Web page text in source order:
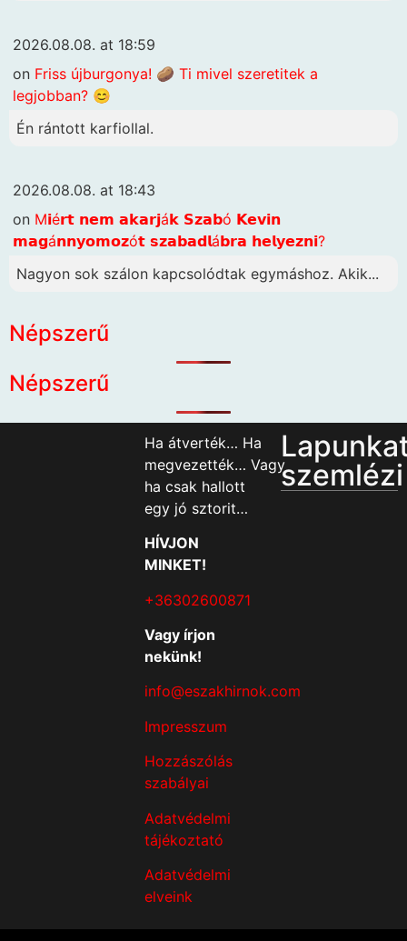
2026.08.08. at 18:59
on Friss újburgonya! 🥔 Ti mivel szeretitek a
legjobban? 😊
Én rántott karfiollal.
2026.08.08. at 18:43
on M𝗶é𝗿𝘁 𝗻𝗲𝗺 𝗮𝗸𝗮𝗿𝗷á𝗸 𝗦𝘇𝗮𝗯ó 𝗞𝗲𝘃𝗶𝗻
𝗺𝗮𝗴á𝗻𝗻𝘆𝗼𝗺𝗼𝘇ó𝘁 𝘀𝘇𝗮𝗯𝗮𝗱𝗹á𝗯𝗿𝗮 𝗵𝗲𝗹𝘆𝗲𝘇𝗻𝗶?
Nagyon sok szálon kapcsolódtak egymáshoz. Akik...
Népszerű
Népszerű
Ha átverték… Ha
megvezették… Vagy
ha csak hallott
egy jó sztorit…
HÍVJON
MINKET!
+36302600871
Vagy írjon
nekünk!
info@eszakhirnok.com
Impresszum
Hozzászólás
szabályai
Adatvédelmi
tájékoztató
Adatvédelmi
elveink
szemlézi